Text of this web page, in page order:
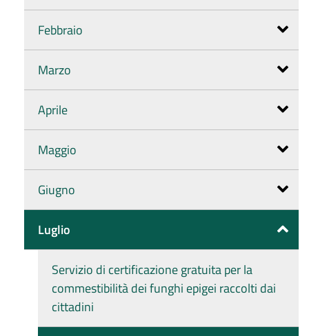
Febbraio
Marzo
Aprile
Maggio
Giugno
Luglio
Servizio di certificazione gratuita per la
commestibilità dei funghi epigei raccolti dai
cittadini